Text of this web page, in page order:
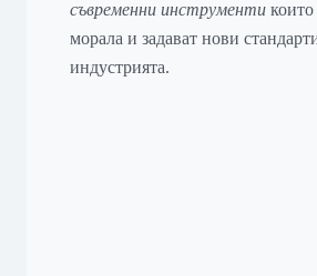
съвременни инструменти
морала и задават нови
индустрията.